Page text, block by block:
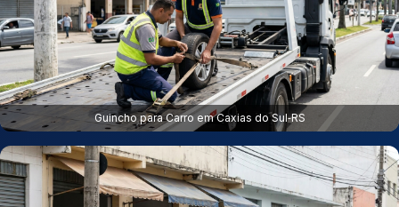
Guincho para Carro em Caxias do Sul‑RS